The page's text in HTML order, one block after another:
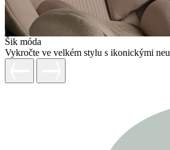
Šik móda
Vykročte ve velkém stylu s ikonickými